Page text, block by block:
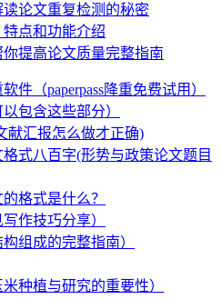
论文重复检测的秘密
点和功能介绍
提高论文质量完整指南
件（paperpass降重免费试用）
包含这些部分）
献汇报怎么做才正确)
式八百字(形势与政策论文题目
格式是什么？
作技巧分享）
组成的完整指南）
种植与研究的重要性）